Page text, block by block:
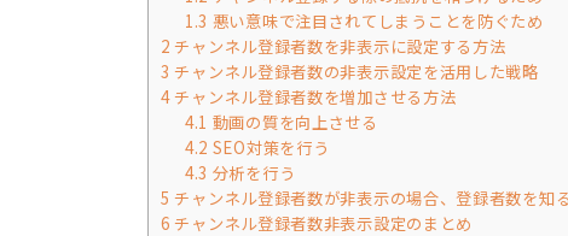
1.3 悪い意味で注目されてしまうことを防ぐため
2 チャンネル登録者数を非表示に設定する方法
3 チャンネル登録者数の非表示設定を活用した戦略
4チャンネル登録者数を増加させる方法
4.1 動画の質を向上させる
4.2 SEO対策を行う
4.3 分析を行う
5 チャンネル登録者数が非表示の場合、登録者数を知
6 チャンネル登録者数非表示設定のまとめ